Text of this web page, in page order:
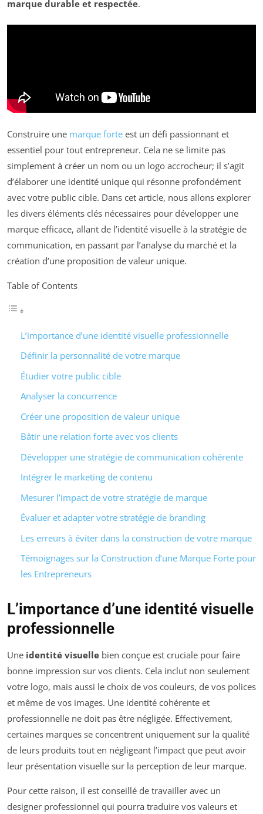
marque durable et respectée.
Construire une marque forte est un défi passionnant et
essentiel pour tout entrepreneur. Cela ne se limite pas
simplement à créer un nom ou un logo accrocheur; il s’agit
d’élaborer une identité unique qui résonne profondément
avec votre public cible. Dans cet article, nous allons explorer
les divers éléments clés nécessaires pour développer une
marque efficace, allant de l’identité visuelle à la stratégie de
communication, en passant par l’analyse du marché et la
création d’une proposition de valeur unique.
Table of Contents
L’importance d’une identité visuelle professionnelle
Définir la personnalité de votre marque
Étudier votre public cible
Analyser la concurrence
Créer une proposition de valeur unique
Bâtir une relation forte avec vos clients
Développer une stratégie de communication cohérente
Intégrer le marketing de contenu
Mesurer l’impact de votre stratégie de marque
Évaluer et adapter votre stratégie de branding
Les erreurs à éviter dans la construction de votre marque
Témoignages sur la Construction d’une Marque Forte pour
les Entrepreneurs
L’importance d’une identité visuelle
professionnelle
Une identité visuelle bien conçue est cruciale pour faire
bonne impression sur vos clients. Cela inclut non seulement
votre logo, mais aussi le choix de vos couleurs, de vos polices
et même de vos images. Une identité cohérente et
professionnelle ne doit pas être négligée. Effectivement,
certaines marques se concentrent uniquement sur la qualité
de leurs produits tout en négligeant l’impact que peut avoir
leur présentation visuelle sur la perception de leur marque.
Pour cette raison, il est conseillé de travailler avec un
designer professionnel qui pourra traduire vos valeurs et